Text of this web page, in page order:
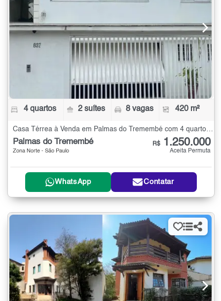
4 quartos 2 suítes 8 vagas 420 m²
Casa Térrea à Venda em Palmas do Tremembé com 4 quartos - 420 m²
Palmas do Tremembé
Zona Norte - São Paulo
R$ 1.250.000
Aceita Permuta
WhatsApp Contatar